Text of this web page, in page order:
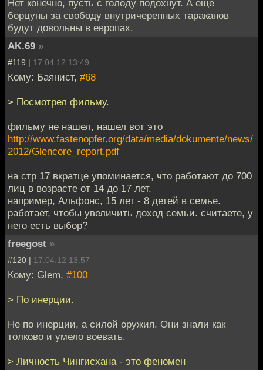
Нет конечно, пусть с голоду подохнут. А еще
борцуны за свободу внутричерепных тараканов
будут довольны в европах.
AK.69 »
#119 | 17.04.12 13:49
Кому: Баянист, #68
> Посмотрел фильму.
фильму не нашел, нашел вот это
http://www.fastenopfer.org/data/media/dokumente/news/
2012/Glencore_report.pdf
на стр 17 вкратце упоминается, что работают до 700
лиц в возрасте от 14 до 17 лет.
например, Альфонс, 15 лет - 8 детей в семье.
работает, чтобы увеличить доход семьи. считаете, у
него есть выбор?
freegost »
#120 | 17.04.12 13:57
Кому: Glem, #100
> По инерции.
Не по инерции, а силой оружия. Они знали как
толково и умело воевать.
> Личность Чингисхана - это феномен